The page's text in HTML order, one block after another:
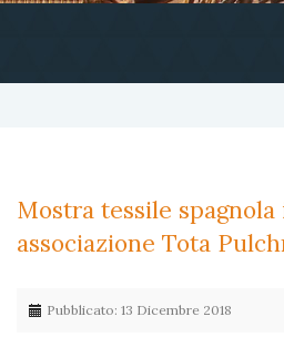
Mostra tessile
associazione Tota
Pubblicato: 13 Dicembre 2018